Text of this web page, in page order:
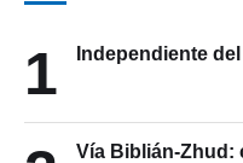
1 Independiente
Vía Biblián-Zhud: